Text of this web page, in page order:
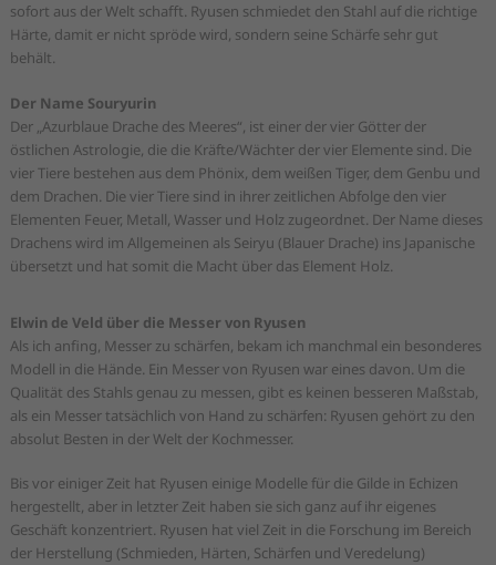
sofort aus der Welt schafft. Ryusen schmiedet den Stahl auf die richtige
Härte, damit er nicht spröde wird, sondern seine Schärfe sehr gut
behält.
Der Name Souryurin
Der „Azurblaue Drache des Meeres“, ist einer der vier Götter der
östlichen Astrologie, die die Kräfte/Wächter der vier Elemente sind. Die
vier Tiere bestehen aus dem Phönix, dem weißen Tiger, dem Genbu und
dem Drachen. Die vier Tiere sind in ihrer zeitlichen Abfolge den vier
Elementen Feuer, Metall, Wasser und Holz zugeordnet. Der Name dieses
Drachens wird im Allgemeinen als Seiryu (Blauer Drache) ins Japanische
übersetzt und hat somit die Macht über das Element Holz.
Elwin de Veld über die Messer von Ryusen
Als ich anfing, Messer zu schärfen, bekam ich manchmal ein besonderes
Modell in die Hände. Ein Messer von Ryusen war eines davon. Um die
Qualität des Stahls genau zu messen, gibt es keinen besseren Maßstab,
als ein Messer tatsächlich von Hand zu schärfen: Ryusen gehört zu den
absolut Besten in der Welt der Kochmesser.
Bis vor einiger Zeit hat Ryusen einige Modelle für die Gilde in Echizen
hergestellt, aber in letzter Zeit haben sie sich ganz auf ihr eigenes
Geschäft konzentriert. Ryusen hat viel Zeit in die Forschung im Bereich
der Herstellung (Schmieden, Härten, Schärfen und Veredelung)